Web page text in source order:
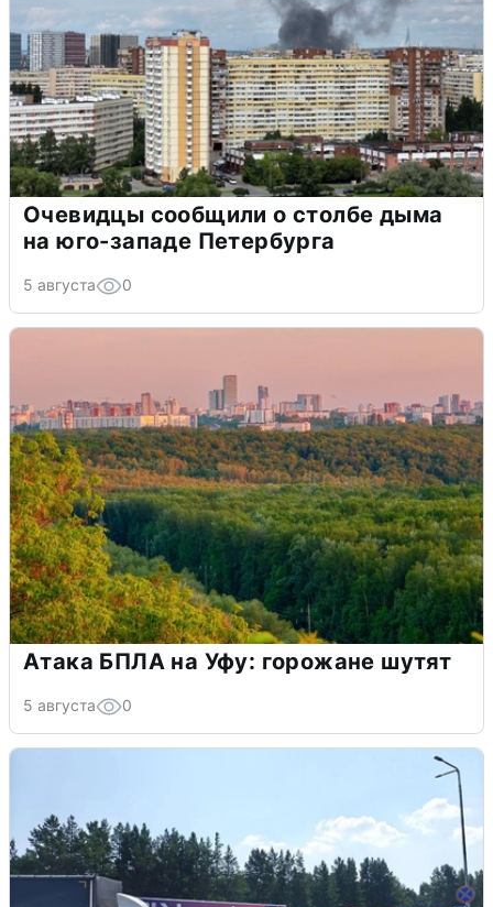
Очевидцы сообщили о столбе дыма
на юго-западе Петербурга
5 августа 0
Атака БПЛА на Уфу: горожане шутят
5 августа 0